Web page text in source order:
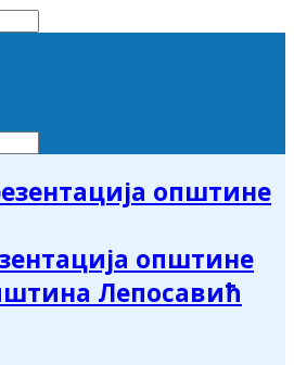
општине
Лепосавић